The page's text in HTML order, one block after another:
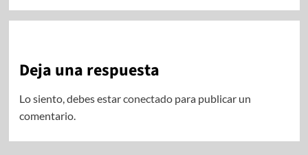
Deja una respuesta
Lo siento, debes estarconectadopara publicar un
comentario.